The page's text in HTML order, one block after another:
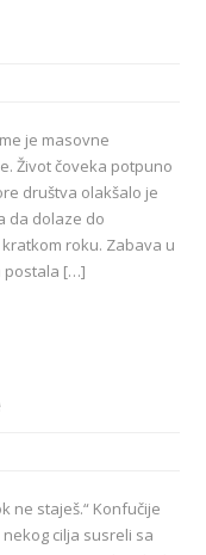
je masovne
Život čoveka potpuno
društva olakšalo je
da dolaze do
roku. Zabava u
postala […]
ne staješ.“ Konfučije
cilja susreli sa